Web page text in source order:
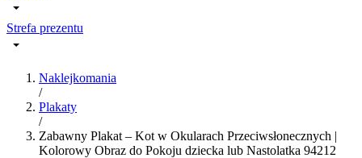
Strefa prezentu
Naklejkomania
/
Plakaty
/
Zabawny Plakat – Kot w Okularach Przeciwsłonecznych |
Kolorowy Obraz do Pokoju dziecka lub Nastolatka 94212